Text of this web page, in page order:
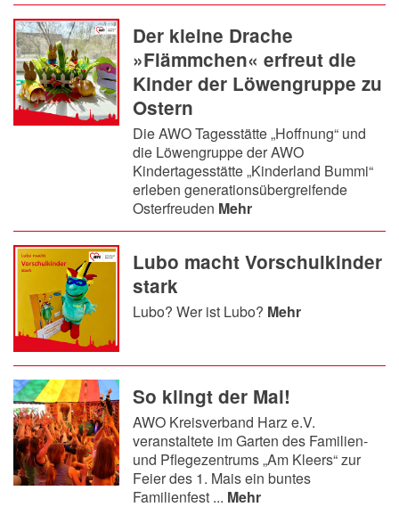
Der kleine Drache
»Flämmchen« erfreut die
Kinder der Löwengruppe zu
Ostern
Die AWO Tagesstätte „Hoffnung“ und
die Löwengruppe der AWO
Kindertagesstätte „Kinderland Bummi“
erleben generationsübergreifende
Osterfreuden Mehr
Lubo macht Vorschulkinder
stark
Lubo? Wer ist Lubo? Mehr
So klingt der Mai!
AWO Kreisverband Harz e.V.
veranstaltete im Garten des Familien-
und Pflegezentrums „Am Kleers“ zur
Feier des 1. Mais ein buntes
Familienfest ... Mehr